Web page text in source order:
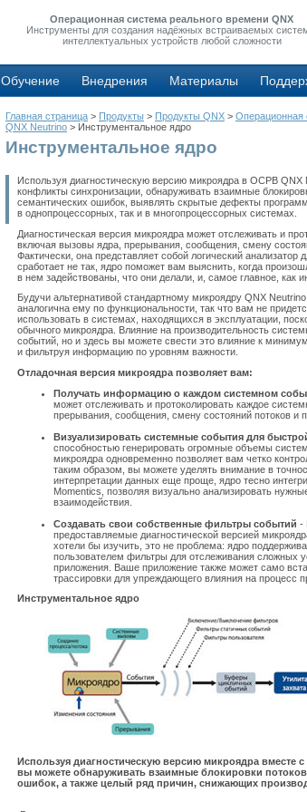
Операционная система реального времени QNX
Инструменты для создания надёжных встраиваемых
интеллектуальных устройств любой сложности
Обучение Внедрения Материалы
Главная страница > Продукты > Продукты QNX > Операционная
QNX Neutrino > Инструментальное ядро
Инструментальное ядро
Используя диагностическую версию микроядра в ОСРВ
конфликты синхронизации, обнаруживать взаимные
семантических ошибок, выявлять скрытые дефекты
в однопроцессорных, так и в многопроцессорных системах.
Диагностическая версия микроядра может отслеживать и
включая вызовы ядра, прерывания, сообщения, смену
Фактически, она представляет собой логический
сработает не так, ядро поможет вам выяснить, когда
в нем задействованы, что они делали, и, самое главное, как
Будучи альтернативой стандартному микроядру QNX
аналогична ему по функциональности, так что вам не
использовать в системах, находящихся в эксплуатации,
обычного микроядра. Влияние на производительность
событий, но и здесь вы можете свести это влияние к
и фильтруя информацию по уровням важности.
Отладочная версия микроядра позволяет вам:
Получать информацию о каждом системном
может отслеживать и протоколировать каждое
прерывания, сообщения, смену состояний потоков и
Визуализировать системные события для
способностью генерировать огромные объемы
микроядра одновременно позволяет вам четко
таким образом, вы можете уделять внимание в
интерпретации данных еще проще, ядро тесно
Momentics, позволяя визуально анализировать
взаимодействия.
Создавать свои собственные фильтры событий -
предоставляемые диагностической версией
хотели бы изучить, это не проблема: ядро
пользователем фильтры для отслеживания сложных
приложения. Ваше приложение также может само
трассировки для упреждающего влияния на процесс
Инструментальное ядро
Используя диагностическую версию микроядра вместе
вы можете обнаруживать взаимные блокировки
ошибок, а также целый ряд причин, снижающих